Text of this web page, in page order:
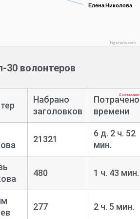
Елена Николова
Елена Николова
Highcharts.com
30 волонтеров
Набрано
заголовков
Потрачено
времени
21321
6 д. 2 ч. 52
мин.
480 1 ч. 43 мин.
277 2 ч. 5 мин.